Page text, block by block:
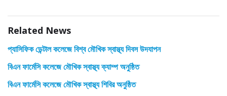
Related News
প্যাসিফিক ডেন্টাল কলেজে বিশ্ব মৌখিক স্বাস্থ্য দিবস উদযাপন
বিএন ফার্মেসি কলেজে মৌখিক স্বাস্থ্য ক্যাম্প অনুষ্ঠিত
বিএন ফার্মেসি কলেজে মৌখিক স্বাস্থ্য শিবির অনুষ্ঠিত